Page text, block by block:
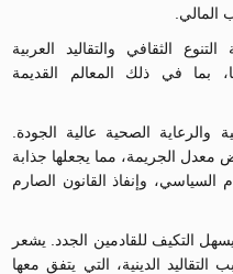
المالي.
الثقافي والتقاليد العربية
بما في ذلك المعالم القديمة
والرعاية الصحية عالية الجودة.
معدل الجريمة، مما يجعلها جذابة
السياسي، وإنفاذ القانون الصارم
التكيف للقادمين الجدد. يشعر
الدينية، التي يتفق معها